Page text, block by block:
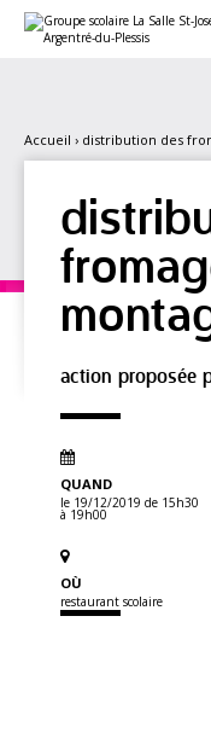
contenu.
personnels
Accueil › distribution des
action proposée
QUAND
le 19/12/2019 de 15h30
à 19h00
OÙ
restaurant scolaire